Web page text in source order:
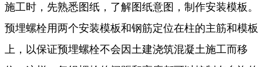
施工时，先熟悉图纸，了解图纸意图，制作安装模板。
预埋螺栓用两个安装模板和钢筋定位在柱的主筋和模板
上，以保证预埋螺栓不会因土建浇筑混凝土施工而移